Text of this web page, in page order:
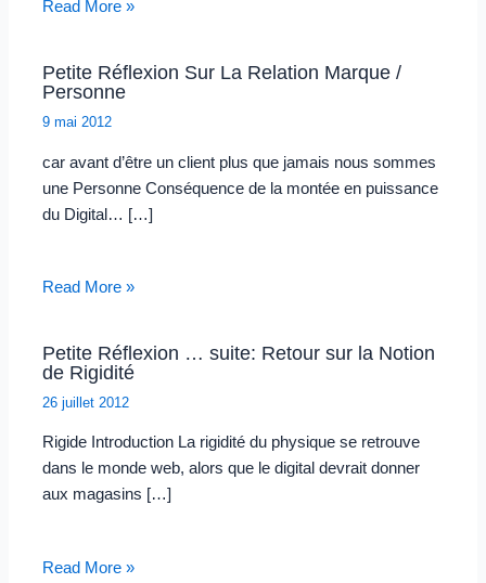
Read More »
Petite Réflexion Sur La Relation Marque /
Personne
9 mai 2012
car avant d’être un client plus que jamais nous sommes
une Personne Conséquence de la montée en puissance
du Digital… […]
Read More »
Petite Réflexion … suite: Retour sur la Notion
de Rigidité
26 juillet 2012
Rigide Introduction La rigidité du physique se retrouve
dans le monde web, alors que le digital devrait donner
aux magasins […]
Read More »